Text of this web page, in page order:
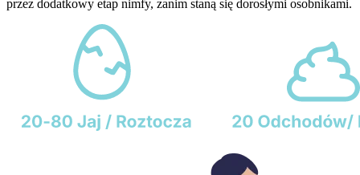
przez dodatkowy etap nimfy, zanim staną się dorosłymi osobnikami.